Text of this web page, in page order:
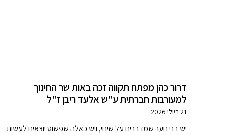
דרור כהן מפתח תקווה זכה באות שר החינוך
למעורבות חברתית ע"ש אלעד ריבן ז"ל
21 ביולי 2026
יש בני נוער שמדברים על שינוי, ויש כאלה שפשוט יוצאים לעשות